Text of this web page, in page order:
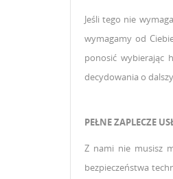
Jeśli tego nie
wymagamy od
ponosić wybierając
decydowania o
PEŁNE ZAPLECZE
Z nami nie musisz
bezpieczeństwa